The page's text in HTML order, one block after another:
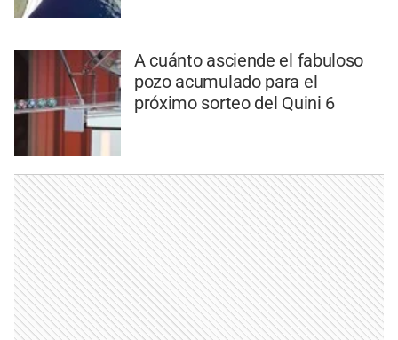
A cuánto asciende el fabuloso
pozo acumulado para el
próximo sorteo del Quini 6